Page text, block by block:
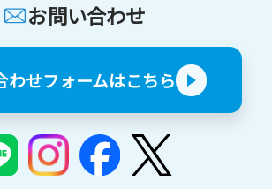
お問い合わせ
わせフォームはこちら